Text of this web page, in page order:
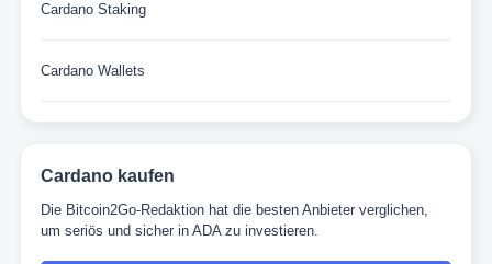
Cardano Staking
Cardano Wallets
Cardano kaufen
Die Bitcoin2Go-Redaktion hat die besten Anbieter verglichen,
um seriös und sicher in ADA zu investieren.